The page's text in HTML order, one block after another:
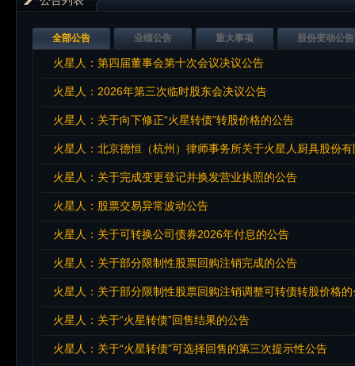
全部公告 业绩公告 重大事项 股份变动公告
火星人：第四届董事会第十次会议决议公告
火星人：2026年第三次临时股东会决议公告
火星人：关于向下修正“火星转债”转股价格的公告
火星人：北京德恒（杭州）律师事务所关于火星人厨具股份
火星人：关于完成变更登记并换发营业执照的公告
火星人：股票交易异常波动公告
火星人：关于可转换公司债券2026年付息的公告
火星人：关于部分限制性股票回购注销完成的公告
火星人：关于部分限制性股票回购注销调整可转债转股价格的
火星人：关于“火星转债”回售结果的公告
火星人：关于“火星转债”可选择回售的第三次提示性公告